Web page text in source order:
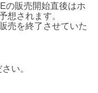
の販売開始直後はホ
想されます。
売を終了させていた
い。